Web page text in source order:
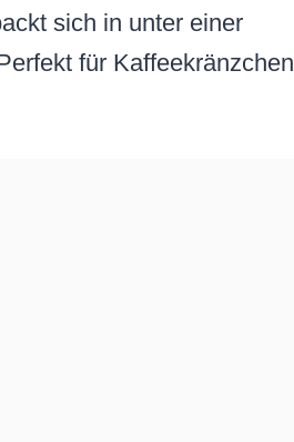
sich in unter einer
für Kaffeekränzchen